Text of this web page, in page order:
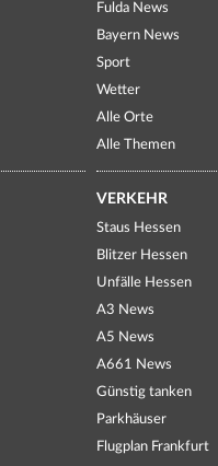
Fulda News
Bayern News
Sport
Wetter
Alle Orte
Alle Themen
VERKEHR
Staus Hessen
Blitzer Hessen
Unfälle Hessen
A3 News
A5 News
A661 News
Günstig tanken
Parkhäuser
Flugplan Frankfurt